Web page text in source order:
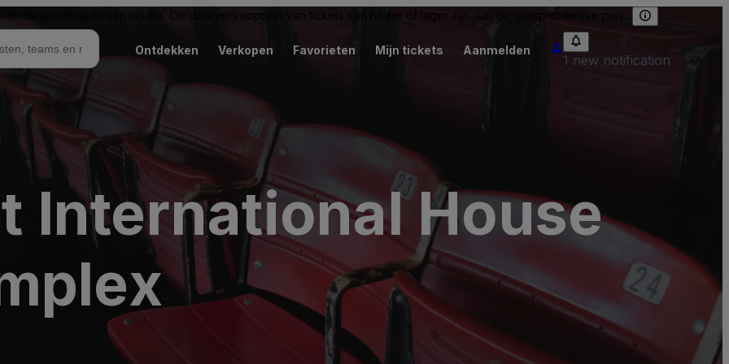
doorverkopen van tickets. De doorverkoopprijs van tickets kan hoger of lager zijn dan de oorspronkelijke prijs.
Ontdekken Verkopen Favorieten Mijn tickets Aanmelden
1 new notification
International House